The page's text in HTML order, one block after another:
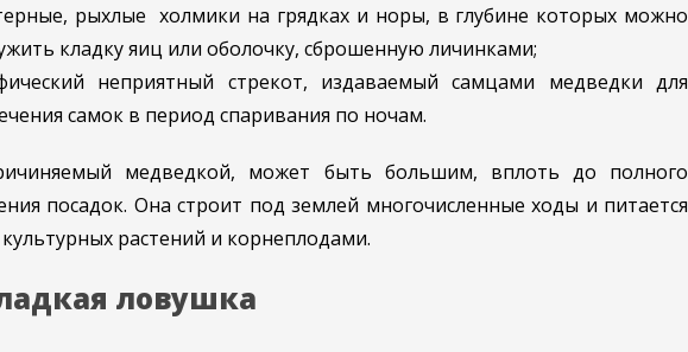
рыхлые холмики на грядках и норы, в глубине которых можно
кладку яиц или оболочку, сброшенную личинками;
неприятный стрекот, издаваемый самцами медведки для
самок в период спаривания по ночам.
медведкой, может быть большим, вплоть до полного
посадок. Она строит под землей многочисленные ходы и питается
растений и корнеплодами.
ловушка